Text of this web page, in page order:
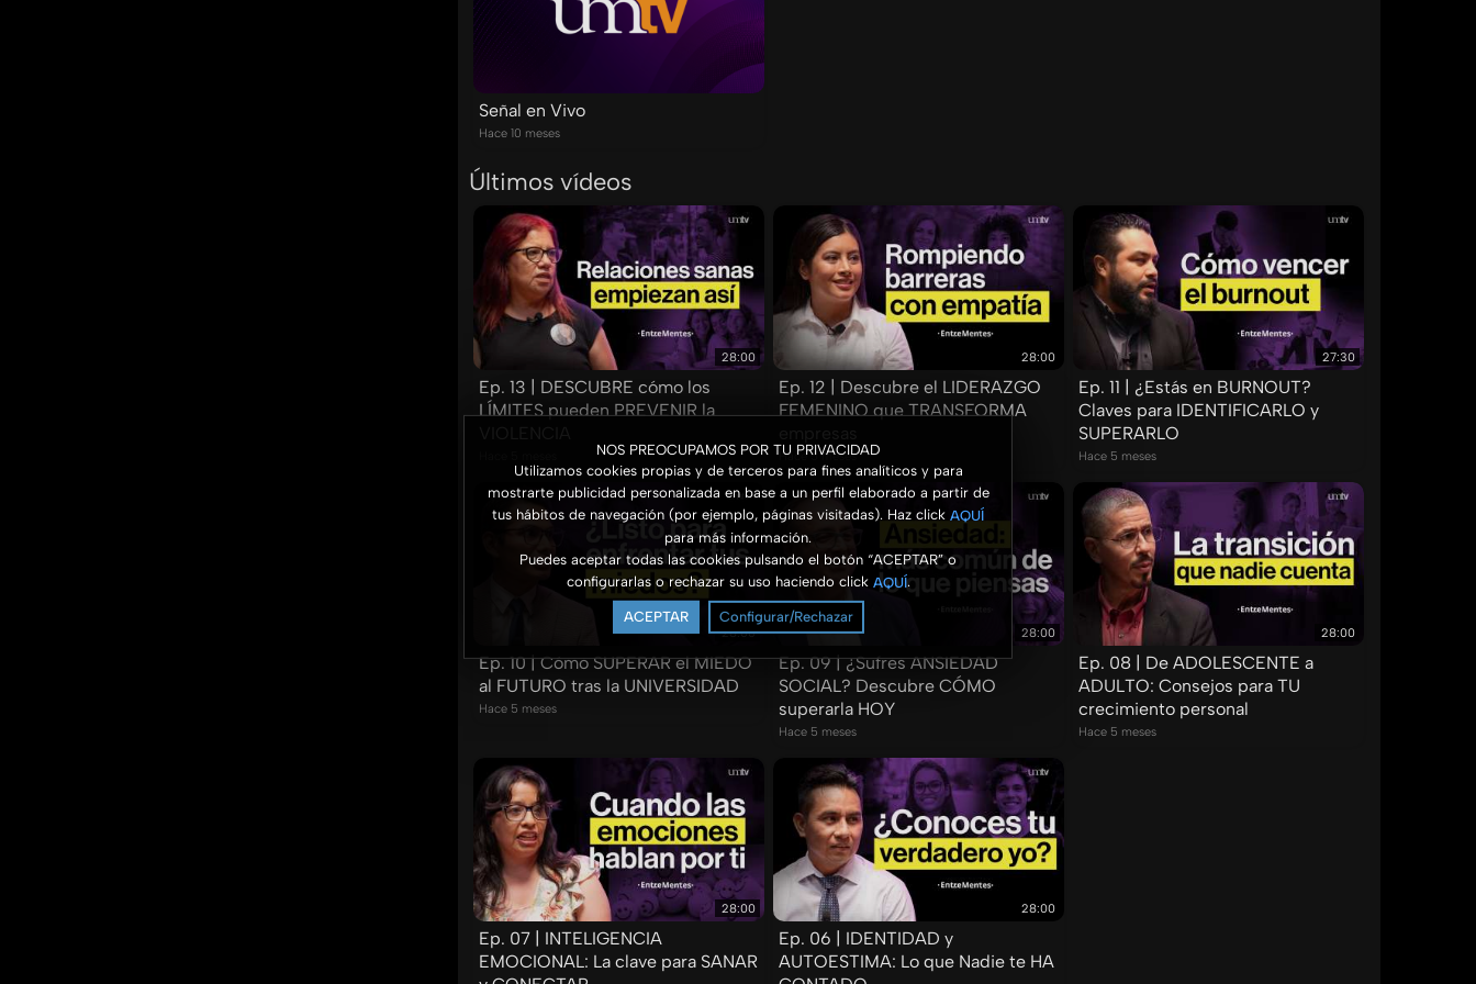
NOS PREOCUPAMOS POR TU PRIVACIDAD
Utilizamos cookies propias y de terceros para fines analíticos y para
mostrarte publicidad personalizada en base a un perfil elaborado a partir de
tus hábitos de navegación (por ejemplo, páginas visitadas). Haz click AQUÍ
para más información.
Puedes aceptar todas las cookies pulsando el botón “ACEPTAR” o
configurarlas o rechazar su uso haciendo click AQUÍ.
ACEPTAR Configurar/Rechazar
Señal en Vivo
Hace 10 meses
Últimos vídeos
28:00
Ep. 13 | DESCUBRE cómo los
LÍMITES pueden PREVENIR la
28:00
Ep. 12 | Descubre el LIDERAZGO
FEMENINO que TRANSFORMA
Hace 5 meses
27:30
Ep. 11 | ¿Estás en BURNOUT?
Claves para IDENTIFICARLO y
SUPERARLO
Hace 5 meses
28:00
Ep. 10 | Cómo SUPERAR el MIEDO
al FUTURO tras la UNIVERSIDAD
Hace 5 meses
28:00
Ep. 09 | ¿Sufres ANSIEDAD
SOCIAL? Descubre CÓMO
superarla HOY
Hace 5 meses
28:00
Ep. 08 | De ADOLESCENTE a
ADULTO: Consejos para TU
crecimiento personal
Hace 5 meses
28:00
Ep. 07 | INTELIGENCIA
EMOCIONAL: La clave para SANAR
28:00
Ep. 06 | IDENTIDAD y
AUTOESTIMA: Lo que Nadie te HA